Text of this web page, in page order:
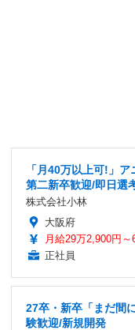
「月40万以上可!」
第二新卒歓迎/即日選
株式会社小林
大阪府
月給29万2,900円～
正社員
27卒・新卒「まだ間
験歓迎/新規開発